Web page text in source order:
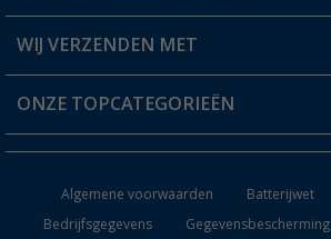
Verlanglijstje
Verzendinformatie
Catalogus
WIJ VERZENDEN MET
ONZE TOPCATEGORIEËN
Keukenaccessoires
Algemene voorwaarden Batterijwet
Bedrijfsgegevens
Gegevensbescherming